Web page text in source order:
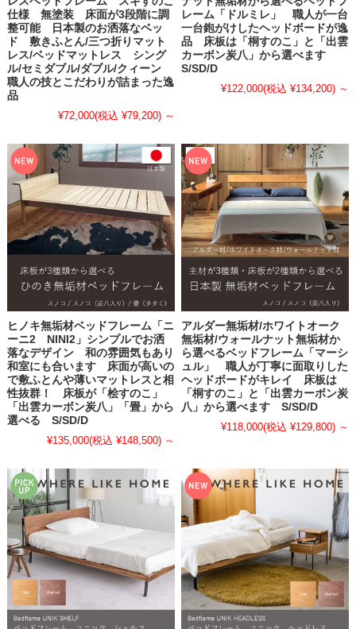
仕様 無塗装 床面が3段階に調
整可能 日本製のお洒落なベッ
ド 敷きふとん/三つ折りマット
レス/ベッドマットレス シング
ル/セミダブル/ダブル/クィーン
職人の技とこだわりが詰まった逸
品
¥72,000(税込 ¥79,200) ～
レーム「ドルミレ」 職人が一台
一台鉋がけしたヘッドボードが逸
品 床板は「桐すのこ」と「出雲
カーボン炭八」から選べます
S/SD/D
¥122,000(税込 ¥134,200) ～
ヒノキ無垢材ベッドフレーム「ニ
ーニ2 NINI2」シンプルでお洒
落なデザイン 和の雰囲気もあり
和室にも合います 床面が高いの
で敷ふとんや薄いマットレスと相
性抜群！ 床板が「桧すのこ」
「出雲カーボン炭八」「畳」から
選べる S/SD/D
¥135,000(税込 ¥148,500) ～
アルダー無垢材/ホワイトオーク
無垢材/ウォールナット無垢材か
ら選べるベッドフレーム「マーシ
ュル」 職人が丁寧に面取りした
ヘッドボードがキレイ 床板は
「桐すのこ」と「出雲カーボン炭
八」から選べます S/SD/D
¥118,000(税込 ¥129,800) ～